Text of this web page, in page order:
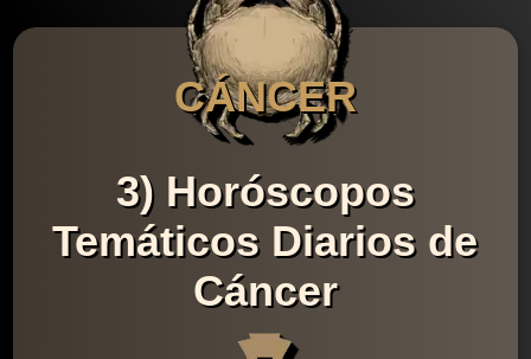
CÁNCER
3) Horóscopos
Temáticos Diarios de
Cáncer